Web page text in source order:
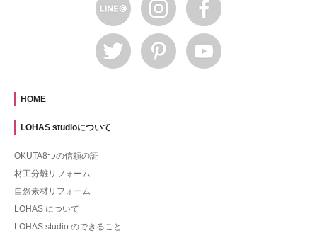
HOME
LOHAS studioについて
OKUTA8つの信頼の証
材工分離リフォーム
自然素材リフォーム
LOHAS について
LOHAS studio のできること